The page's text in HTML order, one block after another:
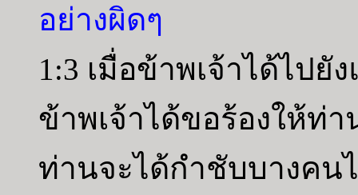
อย่างผิดๆ
1:3 เมื่อข้าพเจ้าได้ไป
ข้าพเจ้าได้ขอร้องให้ท่า
ท่านจะได้กำชับบางคน